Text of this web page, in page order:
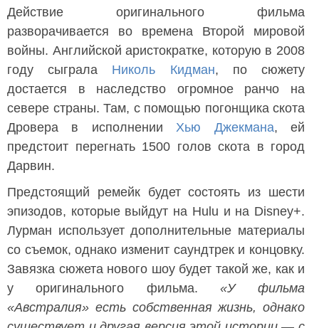
Действие оригинального фильма
разворачивается во времена Второй мировой
войны. Английской аристократке, которую в 2008
году сыграла Николь Кидман, по сюжету
достается в наследство огромное ранчо на
севере страны. Там, с помощью погонщика скота
Дровера в исполненииХью Джекмана, ей
предстоит перегнать 1500 голов скота в город
Дарвин.
Предстоящий ремейк будет состоять из шести
эпизодов, которые выйдут на Hulu и на Disney+.
Лурман использует дополнительные материалы
со съемок, однако изменит саундтрек и концовку.
Завязка сюжета нового шоу будет такой же, как и
у оригинального фильма. «У фильма
«Австралия» есть собственная жизнь, однако